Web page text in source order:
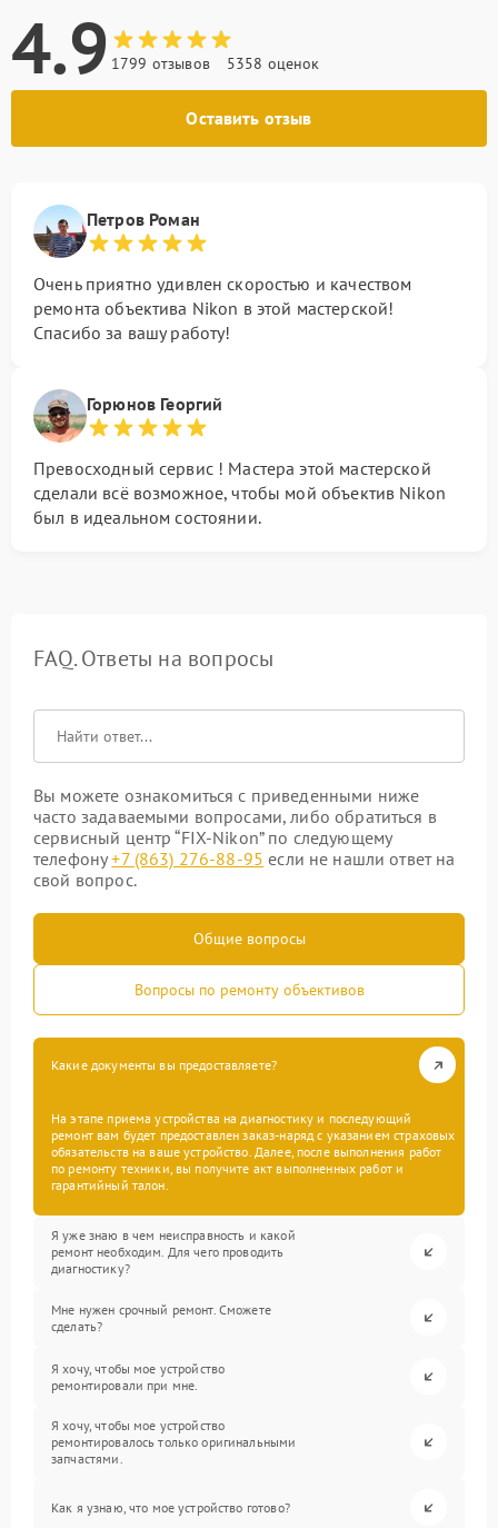
4.9 1799 отзывов 5358 оценок
Оставить отзыв
Петров Роман
Очень приятно удивлен скоростью и качеством
ремонта объектива Nikon в этой мастерской!
Спасибо за вашу работу!
Горюнов Георгий
Превосходный сервис ! Мастера этой мастерской
сделали всё возможное, чтобы мой объектив Nikon
был в идеальном состоянии.
FAQ. Ответы на вопросы
Вы можете ознакомиться с приведенными ниже
часто задаваемыми вопросами, либо обратиться в
сервисный центр “FIX-Nikon” по следующему
телефону+7 (863) 276-88-95 если не нашли ответ на
свой вопрос.
Общие вопросы
Вопросы по ремонту объективов
Какие документы вы предоставляете?
На этапе приема устройства на диагностику и последующий
ремонт вам будет предоставлен заказ-наряд с указанием страховых
обязательств на ваше устройство. Далее, после выполнения работ
по ремонту техники, вы получите акт выполненных работ и
гарантийный талон.
Я уже знаю в чем неисправность и какой
ремонт необходим. Для чего проводить
диагностику?
Мне нужен срочный ремонт. Сможете
сделать?
Я хочу, чтобы мое устройство
ремонтировали при мне.
Я хочу, чтобы мое устройство
ремонтировалось только оригинальными
запчастями.
Как я узнаю, что мое устройство готово?